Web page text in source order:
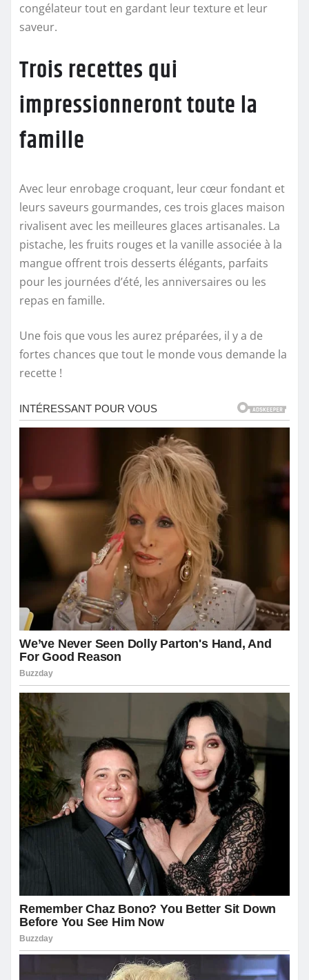
congélateur tout en gardant leur texture et leur
saveur.
Trois recettes qui
impressionneront toute la
famille
Avec leur enrobage croquant, leur cœur fondant et
leurs saveurs gourmandes, ces trois glaces maison
rivalisent avec les meilleures glaces artisanales. La
pistache, les fruits rouges et la vanille associée à la
mangue offrent trois desserts élégants, parfaits
pour les journées d’été, les anniversaires ou les
repas en famille.
Une fois que vous les aurez préparées, il y a de
fortes chances que tout le monde vous demande la
recette !